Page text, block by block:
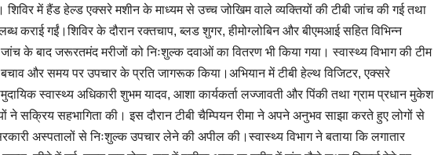
शिविर में हैंड हेल्ड एक्सरे मशीन के माध्यम से उच्च जोखिम वाले व्यक्तियों की टीबी जांच की गई तथा
कराई गईं।शिविर के दौरान रक्तचाप, ब्लड शुगर, हीमोग्लोबिन और बीएमआई सहित विभिन्न
के बाद जरूरतमंद मरीजों को निःशुल्क दवाओं का वितरण भी किया गया। स्वास्थ्य विभाग की टीम
बचाव और समय पर उपचार के प्रति जागरूक किया।अभियान में टीबी हेल्थ विजिटर, एक्सरे
स्वास्थ्य अधिकारी शुभम यादव, आशा कार्यकर्ता लज्जावती और पिंकी तथा ग्राम प्रधान मुकेश
ने सक्रिय सहभागिता की। इस दौरान टीबी चैम्पियन रीमा ने अपने अनुभव साझा करते हुए लोगों से
अस्पतालों से निःशुल्क उपचार लेने की अपील की।स्वास्थ्य विभाग ने बताया कि लगातार